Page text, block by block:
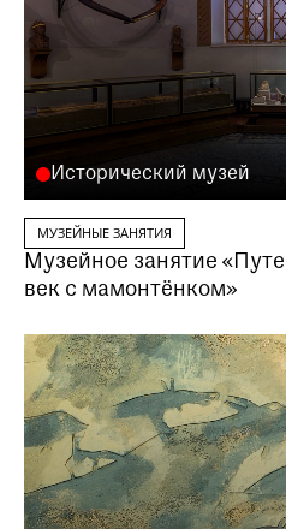
Исторический музей
МУЗЕЙНЫЕ ЗАНЯТИЯ
Музейное занятие
век с мамонтёнком»